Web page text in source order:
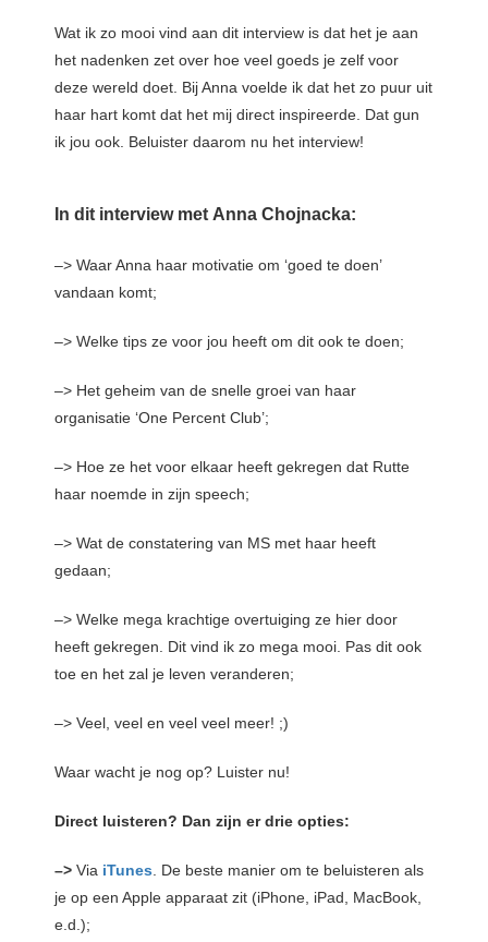
Wat ik zo mooi vind aan dit interview is dat het je aan
het nadenken zet over hoe veel goeds je zelf voor
deze wereld doet. Bij Anna voelde ik dat het zo puur uit
haar hart komt dat het mij direct inspireerde. Dat gun
ik jou ook. Beluister daarom nu het interview!
In dit interview met Anna Chojnacka:
–> Waar Anna haar motivatie om ‘goed te doen’
vandaan komt;
–> Welke tips ze voor jou heeft om dit ook te doen;
–> Het geheim van de snelle groei van haar
organisatie ‘One Percent Club’;
–> Hoe ze het voor elkaar heeft gekregen dat Rutte
haar noemde in zijn speech;
–> Wat de constatering van MS met haar heeft
gedaan;
–> Welke mega krachtige overtuiging ze hier door
heeft gekregen. Dit vind ik zo mega mooi. Pas dit ook
toe en het zal je leven veranderen;
–> Veel, veel en veel veel meer! ;)
Waar wacht je nog op? Luister nu!
Direct luisteren? Dan zijn er drie opties:
–> Via iTunes. De beste manier om te beluisteren als
je op een Apple apparaat zit (iPhone, iPad, MacBook,
e.d.);